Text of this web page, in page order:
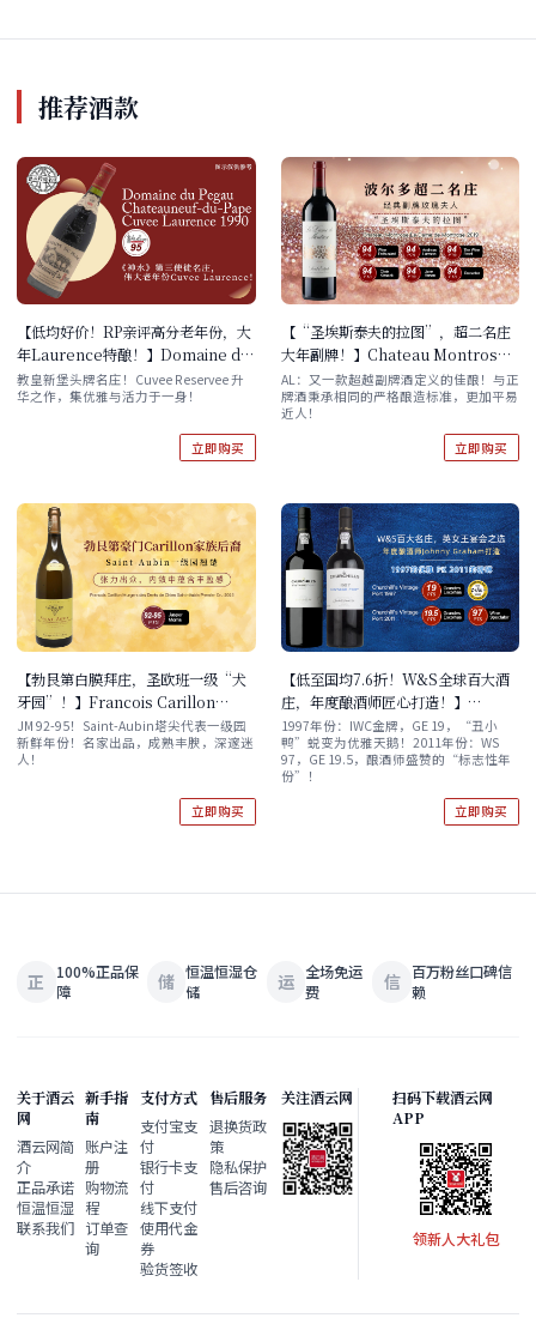
推荐酒款
【低均好价！RP亲评高分老年份，大
年Laurence特酿！】Domaine du
Pegau Chateauneuf-du-Pape
Cuvee Laurence 1990 现货
教皇新堡头牌名庄！Cuvee Reservee 升
华之作，集优雅与活力于一身！
立即购买
【“圣埃斯泰夫的拉图”，超二名庄
大年副牌！】Chateau Montrose
La Dame de Montrose 2019
AL：又一款超越副牌酒定义的佳酿！与正
牌酒秉承相同的严格酿造标准，更加平易
近人！
立即购买
【勃艮第白膜拜庄，圣欧班一级“犬
牙园”！】Francois Carillon
Murgers des Dents de Chien
Saint-Aubin Premier Cru 2023
JM 92-95！Saint-Aubin塔尖代表一级园
新鲜年份！名家出品，成熟丰腴，深邃迷
人！
立即购买
【低至国均7.6折！W&S全球百大酒
庄，年度酿酒师匠心打造！】
Churchill's Vintage Port 年份波特
1997/2011 自选
1997年份：IWC金牌，GE 19，“丑小
鸭”蜕变为优雅天鹅！2011年份：WS
97，GE 19.5，酿酒师盛赞的“标志性年
份”！
立即购买
正
100%正品保
障
储 恒温恒湿仓
储
运 全场免运
费
信 百万粉丝口碑信
赖
关于酒云
网
酒云网简
介
正品承诺
恒温恒湿
联系我们
新手指
南
账户注
册
购物流
程
订单查
询
支付方式
支付宝支
付
银行卡支
付
线下支付
使用代金
券
验货签收
售后服务
退换货政
策
隐私保护
售后咨询
关注酒云网
扫码下载酒云网
APP
领新人大礼包